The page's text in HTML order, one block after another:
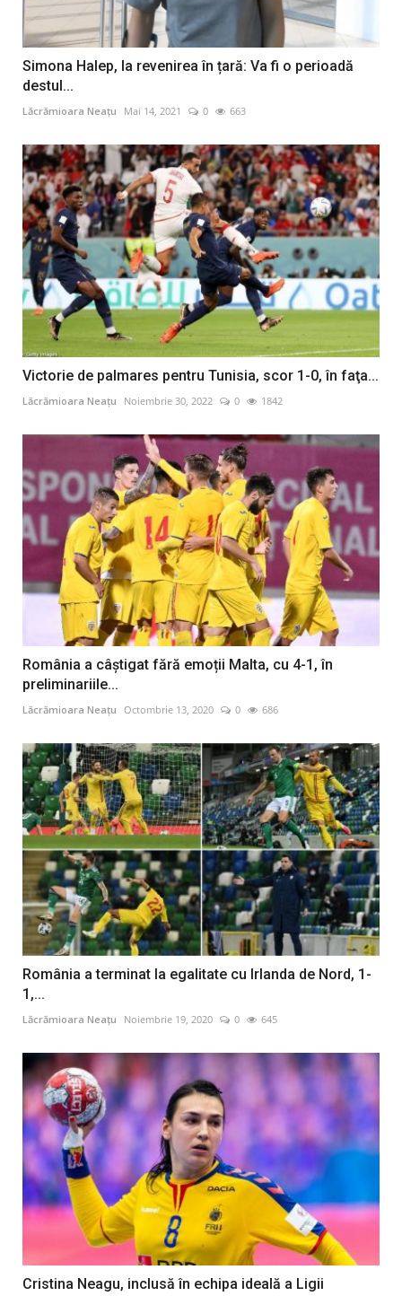
Simona Halep, la revenirea în țară: Va fi o perioadă
destul...
Lăcrămioara Neațu Mai 14, 2021 0 663
Victorie de palmares pentru Tunisia, scor 1-0, în faţa...
Lăcrămioara Neațu Noiembrie 30, 2022 0 1842
România a câștigat fără emoții Malta, cu 4-1, în
preliminariile...
Lăcrămioara Neațu Octombrie 13, 2020 0 686
România a terminat la egalitate cu Irlanda de Nord, 1-
1,...
Lăcrămioara Neațu Noiembrie 19, 2020 0 645
Cristina Neagu, inclusă în echipa ideală a Ligii